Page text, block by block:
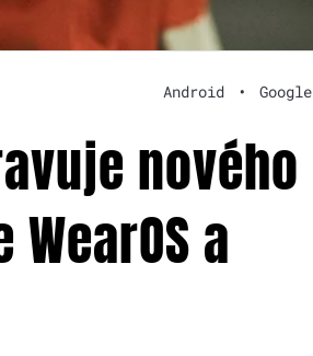
Android • Google
nového
a